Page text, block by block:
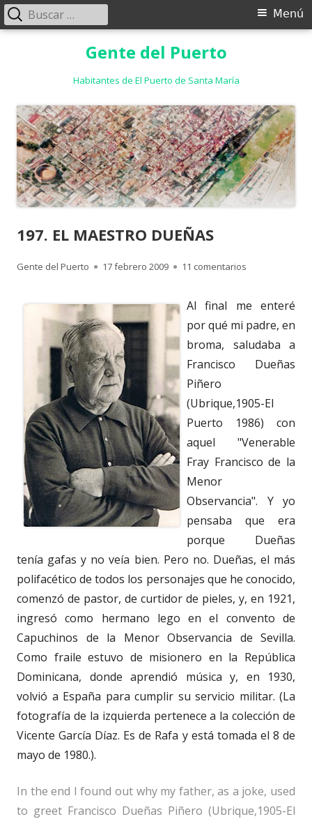
Gente del Puerto
Habitantes de El Puerto de Santa María
Menú
Menú
Buscar:
197. EL MAESTRO DUEÑAS
Autor
Gente del Puerto
Publicado
17 febrero 2009 11 comentarios
Al final me enteré
por qué mi padre, en
broma, saludaba a
Francisco Dueñas
Piñero
(Ubrique,1905-El
Puerto 1986) con
aquel "Venerable
Fray Francisco de la
Menor
Observancia". Y yo
pensaba que era
porque Dueñas
tenía gafas y no veía bien. Pero no. Dueñas, el más
polifacético de todos los personajes que he conocido,
comenzó de pastor, de curtidor de pieles, y, en 1921,
ingresó como hermano lego en el convento de
Capuchinos de la Menor Observancia de Sevilla.
Como fraile estuvo de misionero en la República
Dominicana, donde aprendió música y, en 1930,
volvió a España para cumplir su servicio militar. (La
fotografía de la izquierda pertenece a la colección de
Vicente García Díaz. Es de Rafa y está tomada el 8 de
mayo de 1980.).
In the end I found out why my father, as a joke, used
to greet Francisco Dueñas Piñero (Ubrique,1905-El